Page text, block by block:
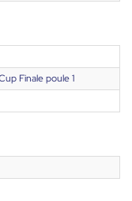
Finale poule 1